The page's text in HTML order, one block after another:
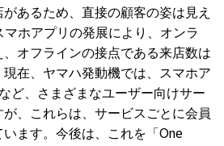
あるため、直接の顧客の姿は見え
マホアプリの発展により、オンラ
オフラインの接点である来店数は
在、ヤマハ発動機では、スマホア
ど、さまざまなユーザー向けサー
、これらは、サービスごとに会員
ます。今後は、これを「One